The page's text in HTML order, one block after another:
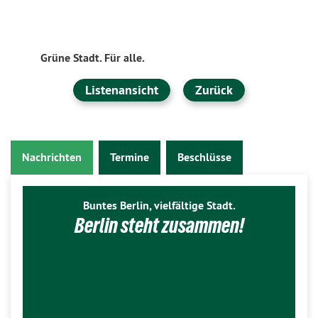
Grüne Stadt. Für alle.
Listenansicht Zurück
Nachrichten Termine Beschlüsse
Buntes Berlin, vielfältige Stadt.
Berlin steht zusammen!